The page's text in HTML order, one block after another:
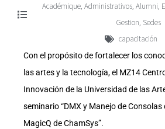
Académique, Administrativos, Alumni,
Gestion, Sedes
capacitación
Con el propósito de fortalecer los
las artes y la tecnología, el MZ14
Innovación de la Universidad de las
seminario “DMX y Manejo de
MagicQ de ChamSys”.